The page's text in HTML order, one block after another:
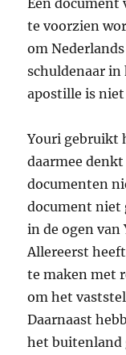
te voorzien
om
schuldenaar
apostille is
Youri gebruikt
daarmee
documenten
document niet
in de ogen
Allereerst
te maken met
om het
Daarnaast
het buitenland